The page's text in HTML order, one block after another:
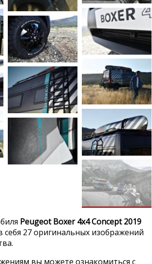
Peugeot Boxer 4x4 Concept 2019
себя 27 оригинальных изображений
вы можете ознакомиться с